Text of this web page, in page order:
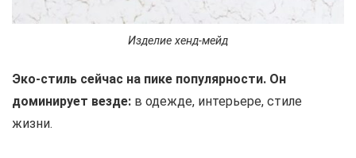
Изделие хенд-мейд
Эко-стиль сейчас на пике популярности. Он
доминирует везде: в одежде, интерьере, стиле
жизни.